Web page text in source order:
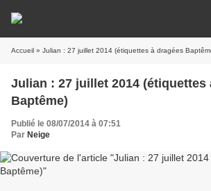
Accueil » Julian : 27 juillet 2014 (étiquettes à dragées
Julian : 27 juillet 2014 (étiquettes
Baptême)
Publié le 08/07/2014 à 07:51
Par Neige